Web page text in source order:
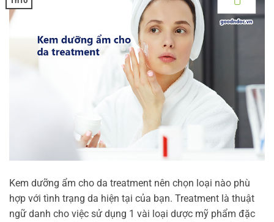
Kem dưỡng ẩm cho da treatment nên chọn loại nào phù
hợp với tình trạng da hiện tại của bạn. Treatment là thuật
ngữ danh cho việc sử dụng 1 vài loại dược mỹ phẩm đặc